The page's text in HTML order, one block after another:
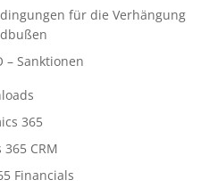
für die Verhängung
– Sanktionen
365
CRM
Financials